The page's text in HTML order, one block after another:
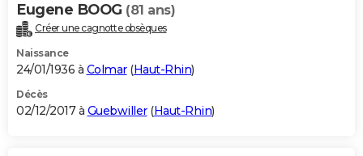
Eugene BOOG (81 ans)
Créer une cagnotte obsèques
Naissance
24/01/1936 à Colmar(Haut-Rhin)
Décès
02/12/2017 à Guebwiller(Haut-Rhin)